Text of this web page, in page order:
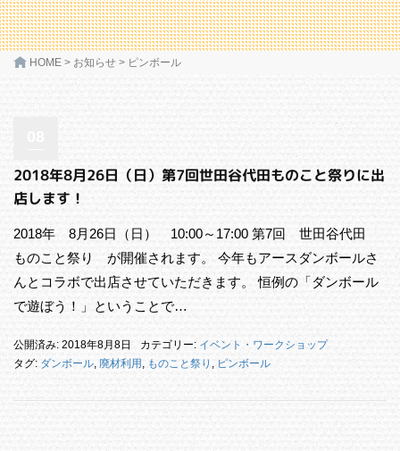
HOME > お知らせ > ピンボール
2018年8月26日（日）第7回世田谷代田ものこと祭りに出
店します！
2018年 8月26日（日） 10:00～17:00 第7回 世田谷代田
ものこと祭り が開催されます。 今年もアースダンボールさ
んとコラボで出店させていただきます。 恒例の「ダンボール
で遊ぼう！」ということで…
公開済み: 2018年8月8日 カテゴリー: イベント・ワークショップ
タグ: ダンボール, 廃材利用 , ものこと祭り , ピンボール